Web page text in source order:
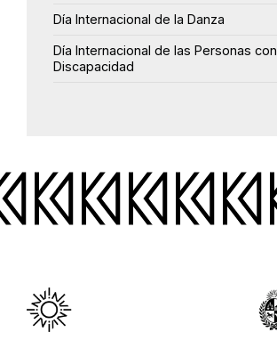
Día Internacional de la Danza
Día Internacional de las Personas con
Discapacidad